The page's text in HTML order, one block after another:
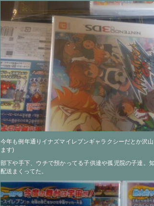
今年も例年通りイナズマイレブンギャラクシーだとか沢
ます)
部下や手下、ウチで預かってる子供達や孤児院の子達。
配送まくってた。